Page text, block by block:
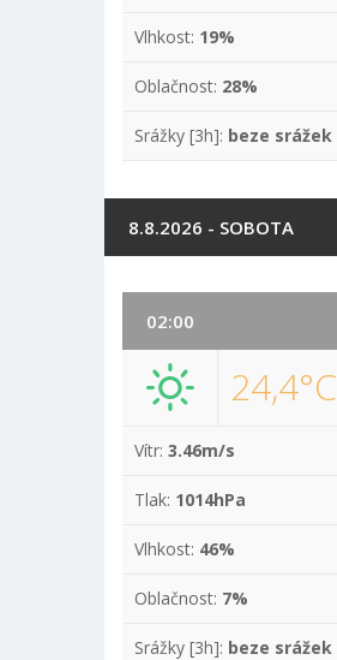
Vlhkost: 19%
Oblačnost: 28%
Srážky [3h]: beze srážek
8.8.2026 - SOBOTA
02:00
24,4°C
Vítr: 3.46m/s
Tlak: 1014hPa
Vlhkost: 46%
Oblačnost: 7%
Srážky [3h]: beze srážek